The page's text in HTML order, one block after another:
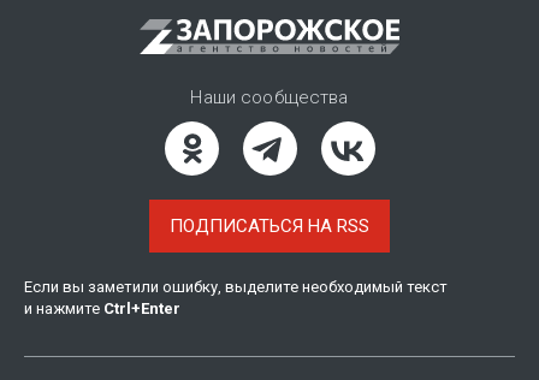
Наши сообщества
ПОДПИСАТЬСЯ НА RSS
Если вы заметили ошибку, выделите необходимый текст
и нажмите Ctrl +Enter